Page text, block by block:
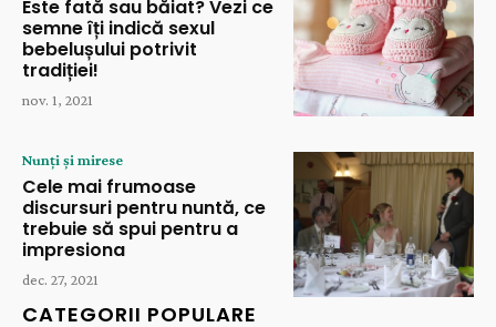
Este fată sau băiat? Vezi ce
semne îți indică sexul
bebelușului potrivit
tradiției!
nov. 1, 2021
Nunți și mirese
Cele mai frumoase
discursuri pentru nuntă, ce
trebuie să spui pentru a
impresiona
dec. 27, 2021
CATEGORII POPULARE